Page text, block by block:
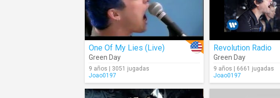
One Of My Lies (Live)
Green Day
9 años | 3051 jugadas
Joao0197
Revolution Radio
Green Day
9 años | 6661 jugadas
Joao0197